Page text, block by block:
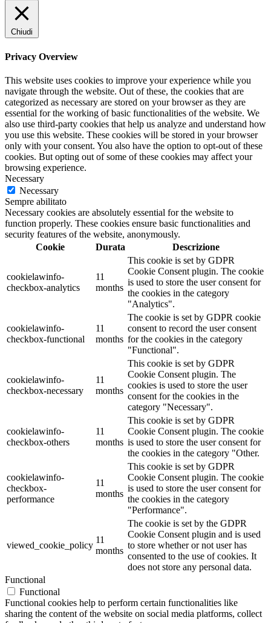
Chiudi
Privacy Overview
This website uses cookies to improve your experience while you
navigate through the website. Out of these, the cookies that are
categorized as necessary are stored on your browser as they are
essential for the working of basic functionalities of the website. We
also use third-party cookies that help us analyze and understand how
you use this website. These cookies will be stored in your browser
only with your consent. You also have the option to opt-out of these
cookies. But opting out of some of these cookies may affect your
browsing experience.
Necessary
Necessary
Sempre abilitato
Necessary cookies are absolutely essential for the website to
function properly. These cookies ensure basic functionalities and
security features of the website, anonymously.
Cookie
Durata Descrizione
cookielawinfo-
checkbox-analytics
11
months
This cookie is set by GDPR
Cookie Consent plugin. The cookie
is used to store the user consent for
the cookies in the category
"Analytics".
cookielawinfo-
checkbox-functional
11
months
The cookie is set by GDPR cookie
consent to record the user consent
for the cookies in the category
"Functional".
cookielawinfo-
checkbox-necessary
11
months
This cookie is set by GDPR
Cookie Consent plugin. The
cookies is used to store the user
consent for the cookies in the
category "Necessary".
cookielawinfo-
checkbox-others
11
months
This cookie is set by GDPR
Cookie Consent plugin. The cookie
is used to store the user consent for
the cookies in the category "Other.
cookielawinfo-
checkbox-
performance
11
months
This cookie is set by GDPR
Cookie Consent plugin. The cookie
is used to store the user consent for
the cookies in the category
"Performance".
viewed_cookie_policy
11
months
The cookie is set by the GDPR
Cookie Consent plugin and is used
to store whether or not user has
consented to the use of cookies. It
does not store any personal data.
Functional
Functional
Functional cookies help to perform certain functionalities like
sharing the content of the website on social media platforms, collect